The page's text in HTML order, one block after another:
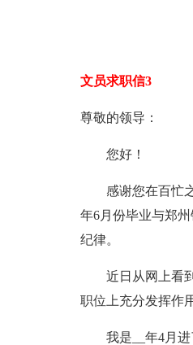
文员求职信3
尊敬的领导：
您好！
感谢您在百忙之
年6月份毕业与郑
纪律。
近日从网上看到
职位上充分发挥作用
我是__年4月进